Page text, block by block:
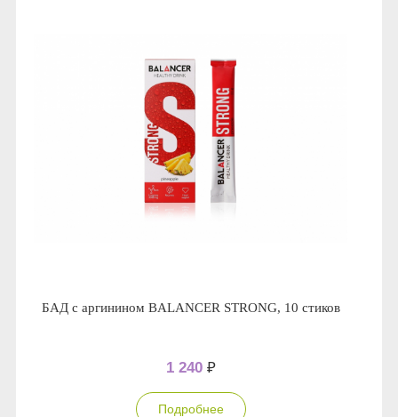
БАД с аргинином BALANCER STRONG, 10 стиков
1 240 ₽
Подробнее